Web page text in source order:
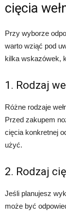
cięcia
Przy wyborze
warto wziąć pod
kilka wskazówek,
1. Rodzaj
Różne rodzaje
Przed zakupem
cięcia konkretnej
użyć.
2. Rodzaj
Jeśli planujesz
może być